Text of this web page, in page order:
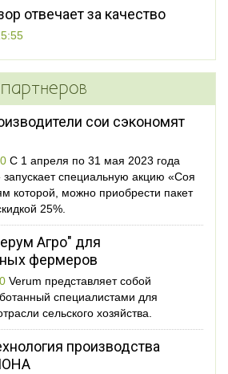
отвечает за качество
сои сэкономят
С 1 апреля по 31 мая 2023 года
специальную акцию «Соя
которой, можно приобрести пакет
25%.
Агро" для
фермеров
Verum представляет собой
специалистами для
сельского хозяйства.
производства